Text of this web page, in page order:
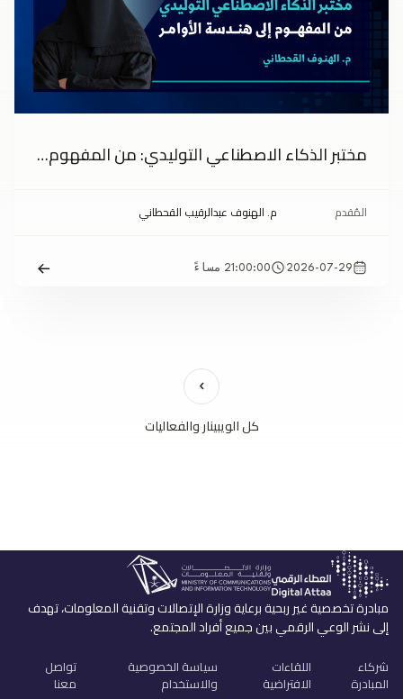
مختبر الذكاء الاصطناعي التوليدي: من المفهوم إلى هندسة الأوامر
المُقدم م. الهنوف عبدالرقيب القحطاني
2026-07-29 21:00:00 مساءً
كل الويبينار والفعاليات
مبادرة تخصصية غير ربحية برعاية وزارة الإتصالات وتقنية المعلومات، تهدف
إلى نشر الوعي الرقمي بين جميع أفراد المجتمع.
شركاء
المبادرة
اللقاءات
الافتراضية
سياسة الخصوصية
والاستخدام
تواصل
معنا